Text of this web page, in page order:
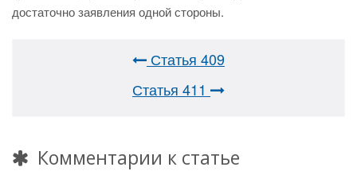
достаточно заявления одной стороны.
Статья 409
Статья 411
Комментарии к статье